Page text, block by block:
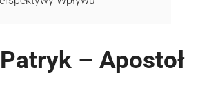
– Apostoł